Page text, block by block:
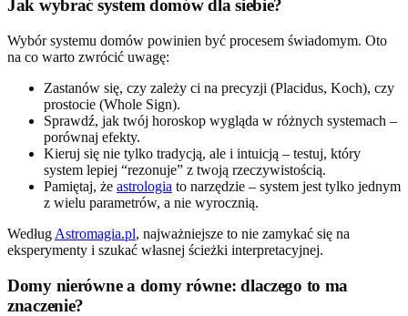
Jak wybrać system domów dla siebie?
Wybór systemu domów powinien być procesem świadomym. Oto
na co warto zwrócić uwagę:
Zastanów się, czy zależy ci na precyzji (Placidus, Koch), czy
prostocie (Whole Sign).
Sprawdź, jak twój horoskop wygląda w różnych systemach –
porównaj efekty.
Kieruj się nie tylko tradycją, ale i intuicją – testuj, który
system lepiej “rezonuje” z twoją rzeczywistością.
Pamiętaj, że astrologia to narzędzie – system jest tylko jednym
z wielu parametrów, a nie wyrocznią.
Według Astromagia.pl, najważniejsze to nie zamykać się na
eksperymenty i szukać własnej ścieżki interpretacyjnej.
Domy nierówne a domy równe: dlaczego to ma
znaczenie?